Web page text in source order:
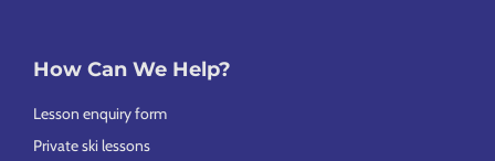
How Can We Help?
Lesson enquiry form
Private ski lessons